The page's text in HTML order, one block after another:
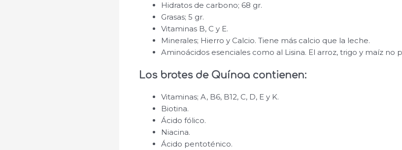
Hidratos de carbono; 68 gr.
Grasas; 5 gr.
Vitaminas B, C y E.
Minerales; Hierro y Calcio. Tiene más calcio que la leche.
Aminoácidos esenciales como al Lisina. El arroz, trigo y maíz no
Los brotes de Quínoa contienen:
Vitaminas; A, B6, B12, C, D, E y K.
Biotina.
Ácido fólico.
Niacina.
Ácido pentoténico.